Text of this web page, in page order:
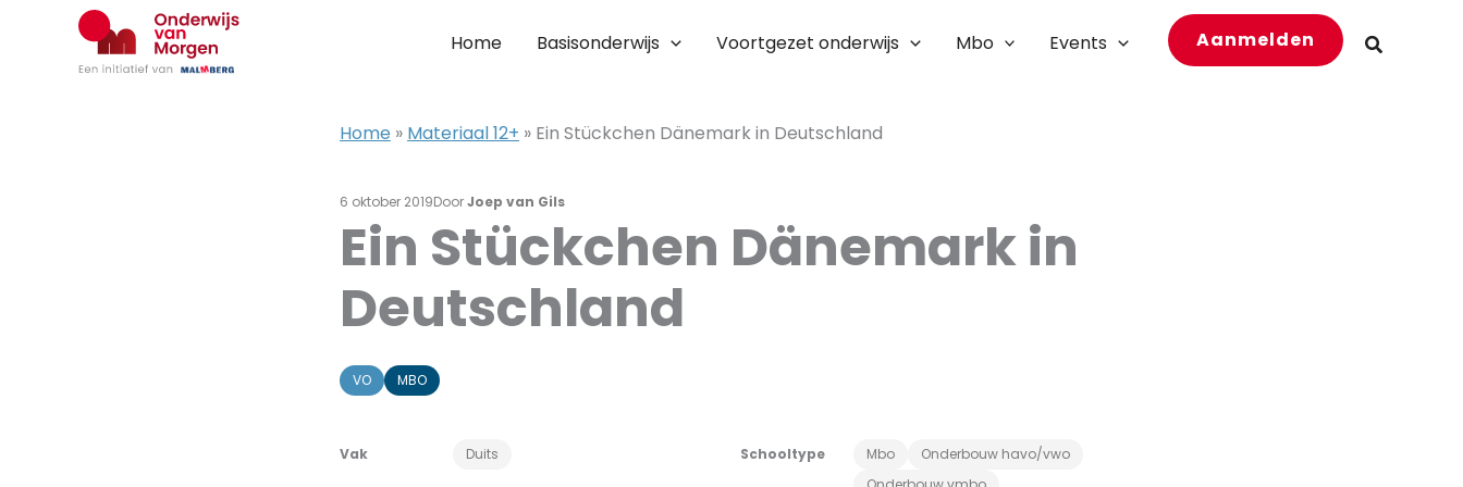
Home Basisonderwijs Voortgezet onderwijs Mbo Events Aanmelden Zoeken
Home » Materiaal 12+ » Ein Stückchen Dänemark in Deutschland
6 oktober 2019DoorJoep van Gils
VO MBO
Vak Duits Schooltype Mbo
Onderbouw havo/vwo
Ein Stückchen Dänemark in
Deutschland